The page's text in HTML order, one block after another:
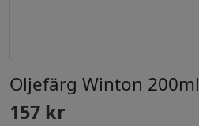
Oljefärg Winton 200ml
157 kr